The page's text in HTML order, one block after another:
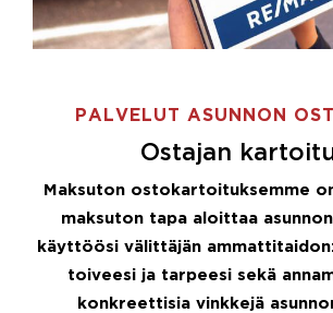
PALVELUT ASUNNON
Ostajan
Maksuton ostokartoituksemme
maksuton tapa aloittaa
käyttöösi välittäjän
toiveesi ja tarpeesi sekä
konkreettisia vinkkejä